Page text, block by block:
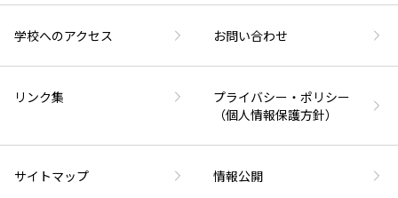
学校へのアクセス お問い合わせ
リンク集
プライバシー・ポリシー
（個人情報保護方針）
サイトマップ 情報公開